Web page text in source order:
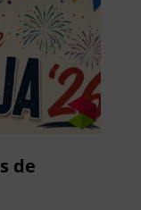
de